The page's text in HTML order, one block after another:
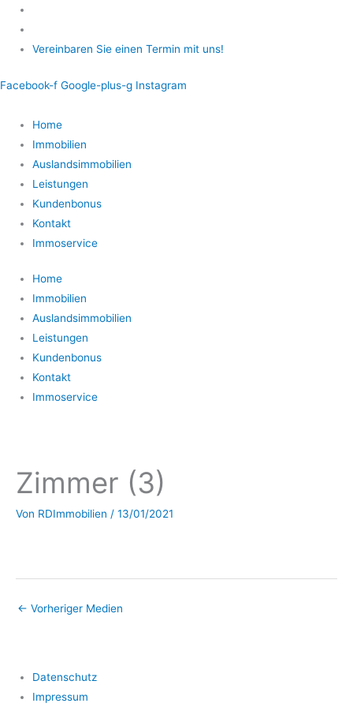
Zum
Inhalt
springenVereinbaren Sie einen Termin mit uns!
Facebook-f Google-plus-g Instagram
Home
Immobilien
Auslandsimmobilien
Leistungen
Kundenbonus
Kontakt
Immoservice
Home
Immobilien
Auslandsimmobilien
Leistungen
Kundenbonus
Kontakt
Immoservice
Zimmer (3)
Von RDImmobilien / 13/01/2021
← Vorheriger Medien
Datenschutz
Impressum